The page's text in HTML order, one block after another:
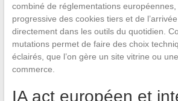
combiné de réglementations
progressive des cookies tiers et de
directement dans les outils du quotidien.
mutations permet de faire des choix
éclairés, que l’on gère un site vitrine ou
commerce.
IA act européen et